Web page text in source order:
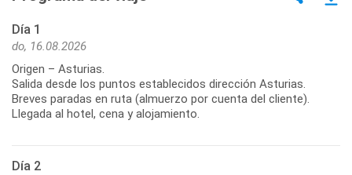
Día 1
do, 16.08.2026
Origen – Asturias.
Salida desde los puntos establecidos dirección Asturias.
Breves paradas en ruta (almuerzo por cuenta del cliente).
Día 2